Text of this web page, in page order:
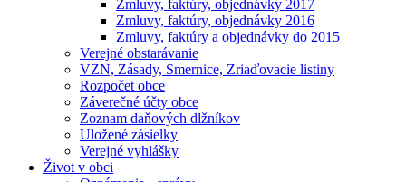
Zmluvy, faktúry, objednávky 2017
Zmluvy, faktúry, objednávky 2016
Zmluvy, faktúry a objednávky do 2015
Verejné obstarávanie
VZN, Zásady, Smernice, Zriaďovacie listiny
Rozpočet obce
Záverečné účty obce
Zoznam daňových dlžníkov
Uložené zásielky
Verejné vyhlášky
Život v obci